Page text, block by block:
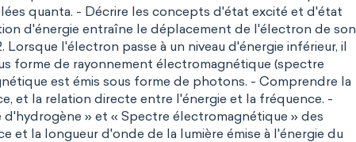
quanta. - Décrire les concepts d'état excité et d'état
d'énergie entraîne le déplacement de l'électron de son
l'électron passe à un niveau d'énergie inférieur, il
forme de rayonnement électromagnétique (spectre
est émis sous forme de photons. - Comprendre la
et la relation directe entre l'énergie et la fréquence. -
» et « Spectre électromagnétique » des
et la longueur d'onde de la lumière émise à l'énergie du